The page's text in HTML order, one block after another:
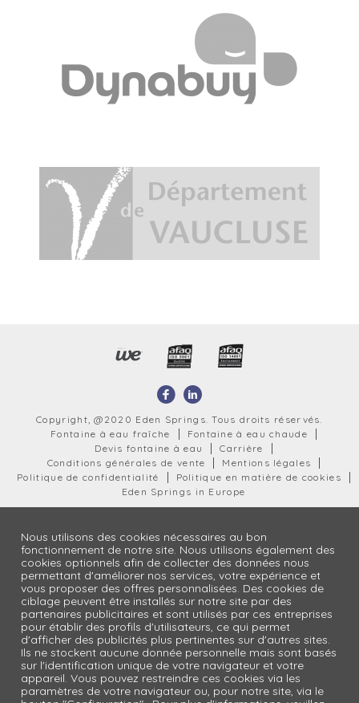
Copyright, @2020 Eden Springs. Tous droits réservés.
Fontaine à eau fraîche
Fontaine à eau chaude
Devis fontaine à eau
Carrière
Conditions générales de vente
Mentions légales
Politique de confidentialité
Politique en matière de cookies
Eden Springs in Europe
Nous utilisons des cookies nécessaires au bon
fonctionnement de notre site. Nous utilisons également des
cookies optionnels afin de collecter des données nous
permettant d'améliorer nos services, votre expérience et
vous proposer des offres personnalisées. Des cookies de
ciblage peuvent être installés sur notre site par des
partenaires publicitaires et sont utilisés par ces entreprises
pour établir des profils d'utilisateurs, ce qui permet
d'afficher des publicités plus pertinentes sur d'autres sites.
Ils ne stockent aucune donnée personnelle mais sont basés
sur l'identification unique de votre navigateur et votre
appareil. Vous pouvez restreindre ces cookies via les
paramètres de votre navigateur ou, pour notre site, via le